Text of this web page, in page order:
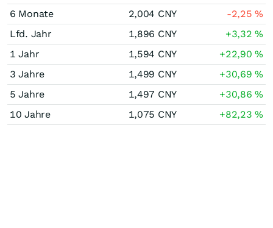
6 Monate
2,004 CNY -2,25%
Lfd. Jahr
1,896 CNY +3,32%
1 Jahr
1,594 CNY +22,90%
3 Jahre
1,499 CNY +30,69%
5 Jahre
1,497 CNY +30,86%
10 Jahre
1,075 CNY +82,23%